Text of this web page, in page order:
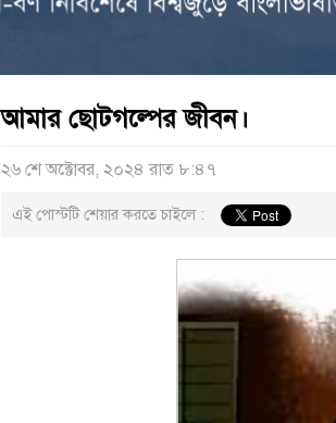
আমার ছোটগল্পের জীবন।
২৬ শে অক্টোবর, ২০২৪ রাত ৮:৪৭
এই পোস্টটি শেয়ার করতে চাইলে :